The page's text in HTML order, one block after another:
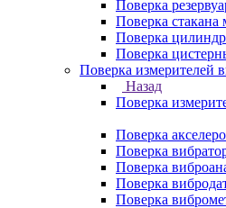
Поверка
Поверка стакана
Поверка
Поверка
Поверка измерителей
Назад
Поверка
Поверка
Поверка
Поверка
Поверка
Поверка